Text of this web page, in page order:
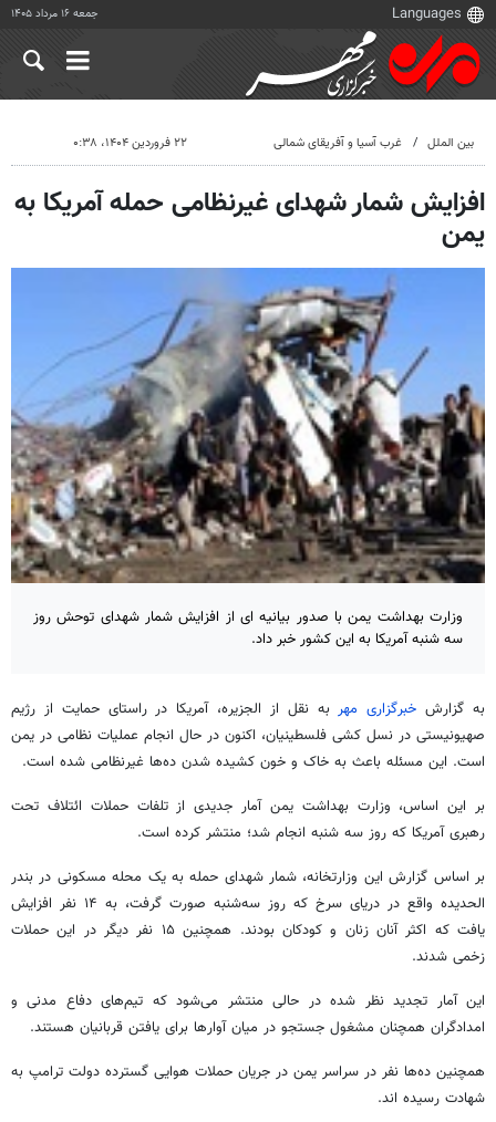
جمعه ۱۶ مرداد ۱۴۰۵
بین الملل غرب آسیا و آفریقای شمالی ۲۲ فروردین ۱۴۰۴، ۰:۳۸
افزایش شمار شهدای غیرنظامی حمله آمریکا به
یمن
وزارت بهداشت یمن با صدور بیانیه ای از افزایش شمار شهدای توحش روز
سه شنبه آمریکا به این کشور خبر داد.
به گزارش خبرگزاری مهربه نقل از الجزیره، آمریکا در راستای حمایت از رژیم
صهیونیستی در نسل کشی فلسطینیان، اکنون در حال انجام عملیات نظامی در یمن
است. این مسئله باعث به خاک و خون کشیده شدن ده‌ها غیرنظامی شده است.
بر این اساس، وزارت بهداشت یمن آمار جدیدی از تلفات حملات ائتلاف تحت
رهبری آمریکا که روز سه شنبه انجام شد؛ منتشر کرده است.
بر اساس گزارش این وزارتخانه، شمار شهدای حمله به یک محله مسکونی در بندر
الحدیده
واقع در دریای سرخ که روز سه‌شنبه صورت گرفت، به ۱۴ نفر افزایش
یافت که اکثر آنان زنان و کودکان بودند. همچنین ۱۵ نفر دیگر در این حملات
زخمی شدند.
این آمار تجدید نظر شده در حالی منتشر می‌شود که تیم‌های دفاع مدنی و
امدادگران همچنان مشغول جستجو در میان آوارها برای یافتن قربانیان هستند.
همچنین ده‌ها نفر در سراسر یمن در جریان حملات هوایی گسترده دولت ترامپ به
شهادت رسیده اند.